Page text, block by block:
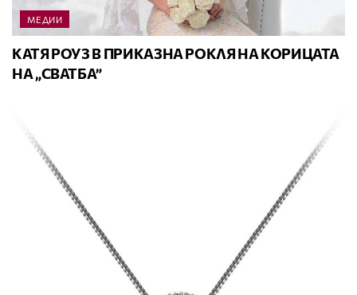
МЕДИИ
КАТЯ РОУЗ В ПРИКАЗНА РОКЛЯ НА КОРИЦАТА
НА „СВАТБА”